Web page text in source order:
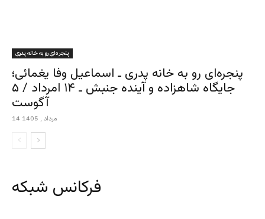
پنجره‌ای رو به خانه پدری
پنجره‌ای رو به خانه پدری ـ اسماعیل وفا یغمائی؛
جایگاه شاهزاده و آینده جنبش ـ ۱۴ امرداد / ۵
آگوست
14 مرداد , 1405
فرکانس شبکه